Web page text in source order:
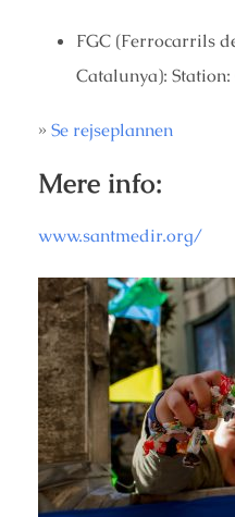
FGC (Ferrocarrils
Catalunya):
» Se rejseplannen
Mere info:
www.santmedir.org/